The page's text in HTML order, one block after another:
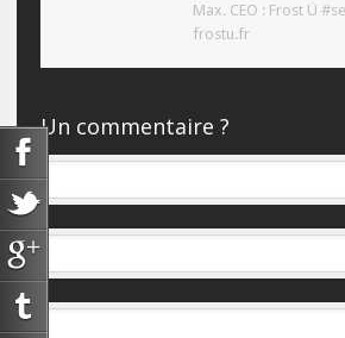
Max. CEO : Frost Ü
frostu.fr
Un commentaire ?